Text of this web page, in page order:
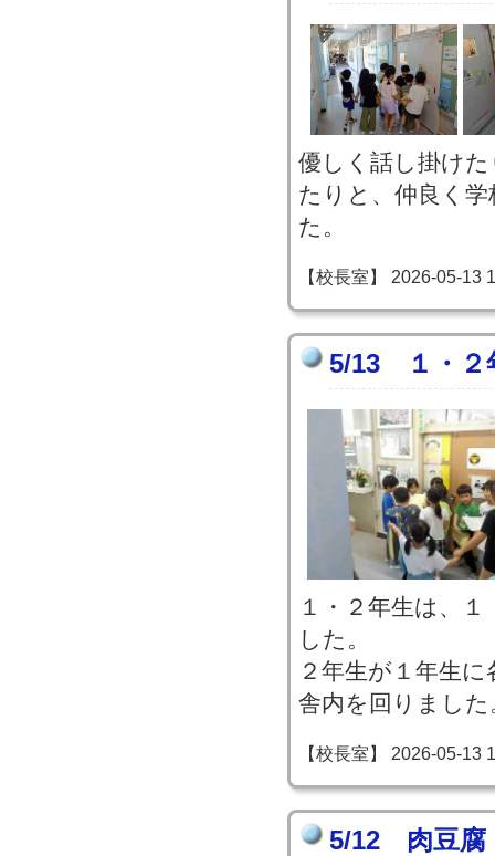
優しく話し掛け
たりと、仲良く
た。
【校長室】 2026-05-13
5/13 １・２
１・２年生は、
した。
２年生が１年生
舎内を回りました
【校長室】 2026-05-13
5/12 肉豆腐